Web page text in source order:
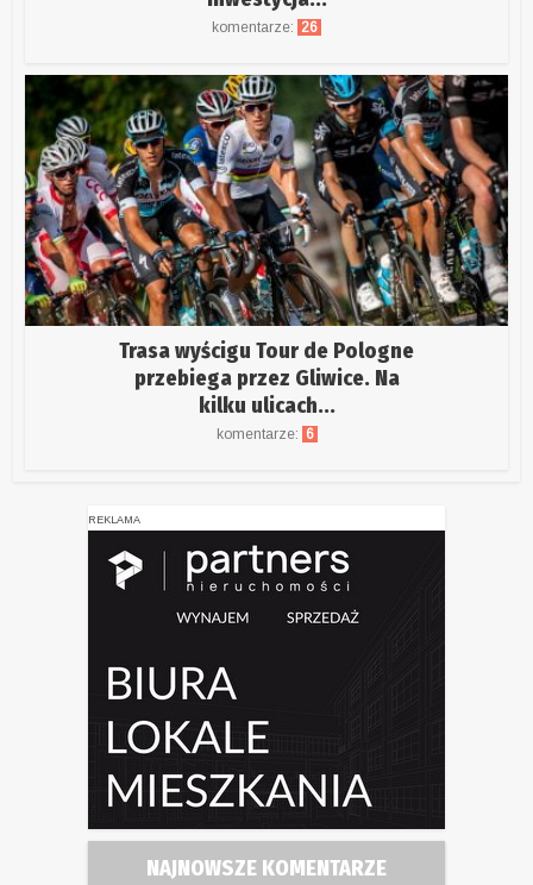
komentarze: 26
Trasa wyścigu Tour de Pologne
przebiega przez Gliwice. Na
kilku ulicach...
komentarze: 6
REKLAMA
NAJNOWSZE KOMENTARZE